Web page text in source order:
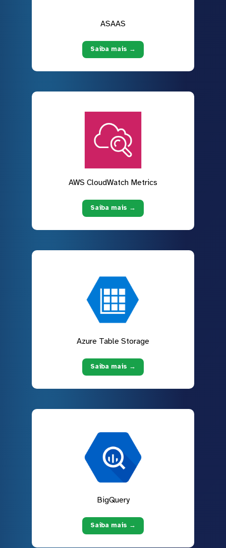
ASAAS
Saiba mais →
AWS CloudWatch Metrics
Saiba mais →
Azure Table Storage
Saiba mais →
BigQuery
Saiba mais →